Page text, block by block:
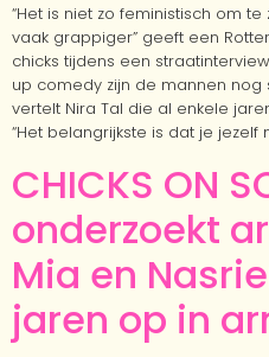
“Het is niet zo feministisch om
vaak grappiger” geeft een
chicks tijdens een
up comedy zijn de mannen
vertelt Nira Tal die al enkele
“Het belangrijkste is dat je jezelf
CHICKS ON
onderzoekt
Mia en
jaren op in